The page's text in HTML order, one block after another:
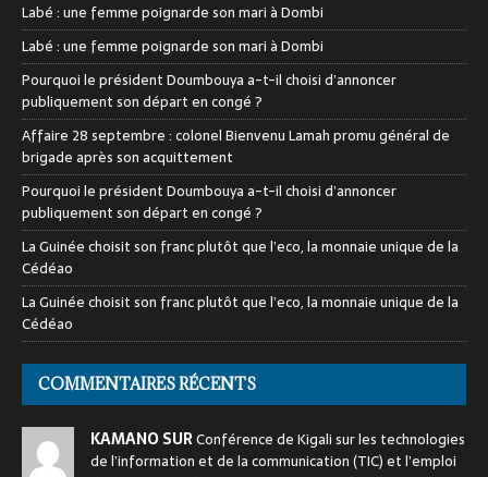
Labé : une femme poignarde son mari à Dombi
Labé : une femme poignarde son mari à Dombi
Pourquoi le président Doumbouya a-t-il choisi d’annoncer
publiquement son départ en congé ?
Affaire 28 septembre : colonel Bienvenu Lamah promu général de
brigade après son acquittement
Pourquoi le président Doumbouya a-t-il choisi d’annoncer
publiquement son départ en congé ?
La Guinée choisit son franc plutôt que l’eco, la monnaie unique de la
Cédéao
La Guinée choisit son franc plutôt que l’eco, la monnaie unique de la
Cédéao
COMMENTAIRES RÉCENTS
KAMANO SURConférence de Kigali sur les technologies
de l’information et de la communication (TIC) et l’emploi